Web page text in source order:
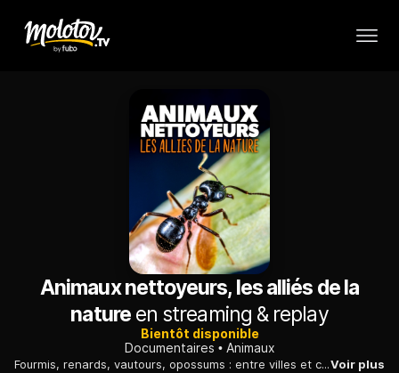
Animaux nettoyeurs, les alliés de la
natureen streaming & replay
Bientôt disponible
Documentaires
Animaux
Fourmis, renards, vautours, opossums : entre villes et campagnes, gros plan sur ces animaux qui, chaque jour, rendent notre environnement plus sain.Voir plus